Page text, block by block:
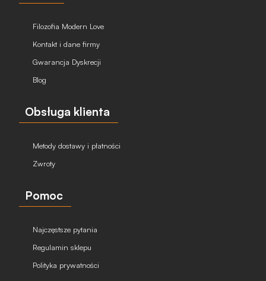
Filozofia Modern Love
Kontakt i dane firmy
Gwarancja Dyskrecji
Blog
Obsługa klienta
Metody dostawy i płatności
Zwroty
Pomoc
Najczęstsze pytania
Regulamin sklepu
Polityka prywatności